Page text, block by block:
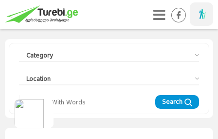
Taveller
Category
Location
Search